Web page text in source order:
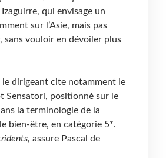
qui envisage un
sur l’Asie, mais pas
vouloir en dévoiler plus
le dirigeant cite notamment le
Sensatori, positionné sur le
la terminologie de la
bien-être, en catégorie 5*.
assure Pascal de